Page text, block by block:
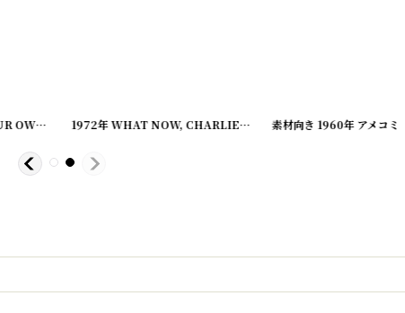
[20221220-20]
1975年 YOU'RE ON YOUR OWN, SNOOPY PEANUTS スヌーピー ビンテージコミック [20221220-19
1972年 WHAT NOW, CHARLIE BROWN? SNOOPY PEANUTS スヌーピー ビンテージコミック